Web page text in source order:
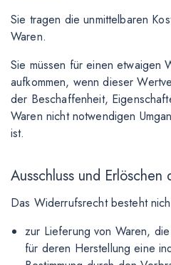
Sie tragen die unmittelbaren
Waren.
Sie müssen für einen etwaigen
aufkommen, wenn dieser
der Beschaffenheit,
Waren nicht notwendigen
ist.
Ausschluss und
Das Widerrufsrecht besteht
zur Lieferung von Waren,
für deren Herstellung eine